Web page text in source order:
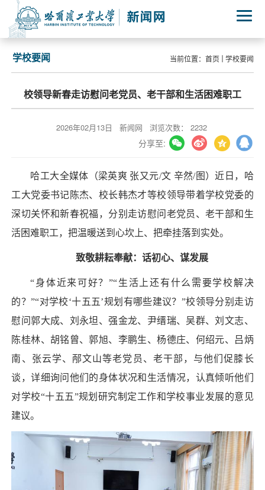
当前位置： 首页 学校要闻
学校要闻
校领导新春走访慰问老党员、老干部和生活困难职工
2026年02月13日 新闻网 浏览次数： 2232
分享至:
哈工大全媒体（梁英爽 张又元/文 辛然/图）近日，哈
工大党委书记陈杰、校长韩杰才等校领导带着学校党委的
深切关怀和新春祝福，分别走访慰问老党员、老干部和生
活困难职工，把温暖送到心坎上、把牵挂落到实处。
致敬耕耘奉献：话初心、谋发展
“身体近来可好？”“生活上还有什么需要学校解决
的？”“对学校‘十五五’规划有哪些建议？”校领导分别走访
慰问郭大成、刘永坦、强金龙、尹缙瑞、吴群、刘文志、
陈桂林、胡铭曾、郭旭、李鹏生、杨德庄、何绍元、吕炳
南、张云学、邴文山等老党员、老干部，与他们促膝长
谈，详细询问他们的身体状况和生活情况，认真倾听他们
对学校“十五五”规划研究制定工作和学校事业发展的意见
建议。